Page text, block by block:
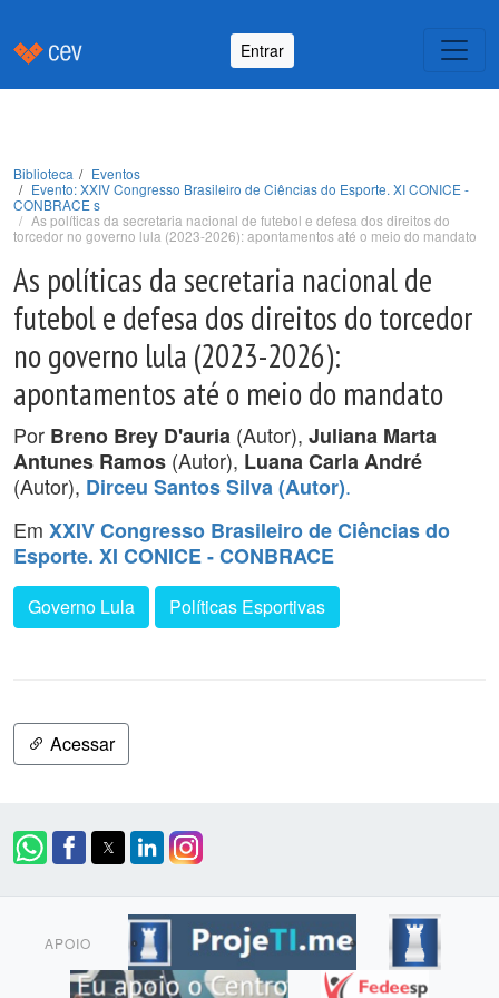
Entrar
Biblioteca
Eventos
Evento: XXIV Congresso Brasileiro de Ciências do Esporte. XI CONICE -
CONBRACE s
As políticas da secretaria nacional de futebol e defesa dos direitos do
torcedor no governo lula (2023-2026): apontamentos até o meio do mandato
As políticas da secretaria nacional de
futebol e defesa dos direitos do torcedor
no governo lula (2023-2026):
apontamentos até o meio do mandato
Por Breno Brey D'auria (Autor), Juliana Marta
Antunes Ramos (Autor), Luana Carla André
(Autor), Dirceu Santos Silva (Autor).
Em XXIV Congresso Brasileiro de Ciências do
Esporte. XI CONICE - CONBRACE
Governo Lula Políticas Esportivas
Acessar
APOIO